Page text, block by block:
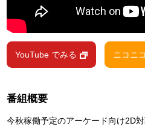
YouTube でみる ニコニ
番組概要
今秋稼働予定のアーケード向け2D